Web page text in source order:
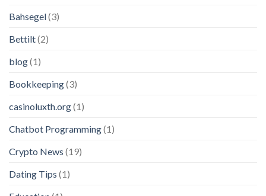
Bahsegel(3)
Bettilt(2)
blog(1)
Bookkeeping(3)
casinoluxth.org(1)
Chatbot Programming(1)
Crypto News (19)
Dating Tips (1)